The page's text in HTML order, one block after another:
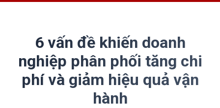
6 vấn đề khiến doanh
nghiệp phân phối tăng chi
phí và giảm hiệu quả vận
hành